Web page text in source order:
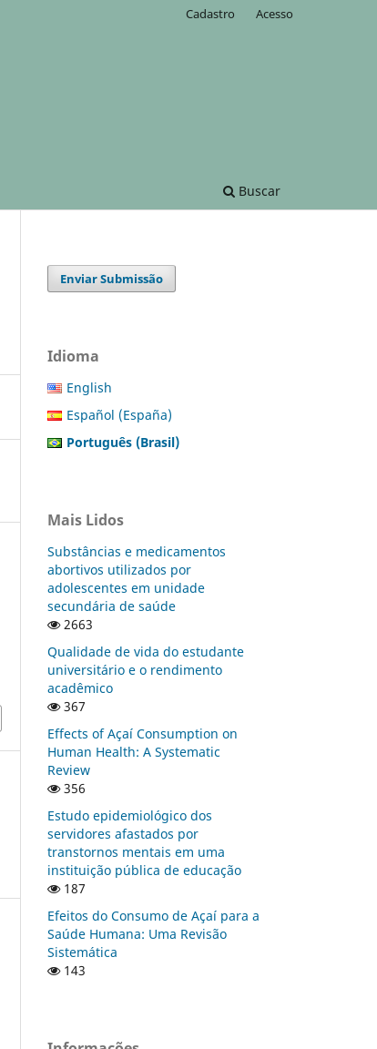
Buscar
Cadastro Acesso
Enviar Submissão
Idioma
English
Español (España)
Português (Brasil)
Mais Lidos
Substâncias e medicamentos
abortivos utilizados por
adolescentes em unidade
secundária de saúde
2663
Qualidade de vida do estudante
universitário e o rendimento
acadêmico
367
Effects of Açaí Consumption on
Human Health: A Systematic
Review
356
Estudo epidemiológico dos
servidores afastados por
transtornos mentais em uma
instituição pública de educação
187
Efeitos do Consumo de Açaí para a
Saúde Humana: Uma Revisão
Sistemática
143